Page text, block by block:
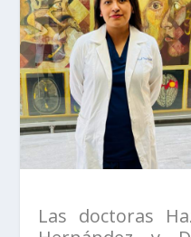
Las doctoras